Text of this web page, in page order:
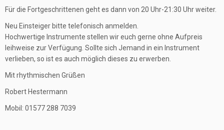
Für die Fortgeschrittenen geht es dann von 20 Uhr-21:30 Uhr weiter.
Neu Einsteiger bitte telefonisch anmelden.
Hochwertige Instrumente stellen wir euch gerne ohne Aufpreis
leihweise zur Verfügung. Sollte sich Jemand in ein Instrument
verlieben, so ist es auch möglich dieses zu erwerben.
Mit rhythmischen Grüßen
Robert Hestermann
Mobil: 01577 288 7039